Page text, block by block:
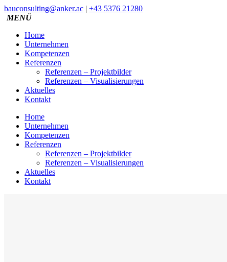
bauconsulting@anker.ac | +43 5376 21280
Home
Unternehmen
Kompetenzen
Referenzen
Referenzen – Projektbilder
Referenzen – Visualisierungen
Aktuelles
Kontakt
Home
Unternehmen
Kompetenzen
Referenzen
Referenzen – Projektbilder
Referenzen – Visualisierungen
Aktuelles
Kontakt